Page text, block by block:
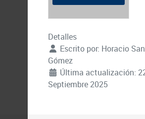
Detalles
Escrito por: Horacio
Gómez
Última actualización:
Septiembre 2025